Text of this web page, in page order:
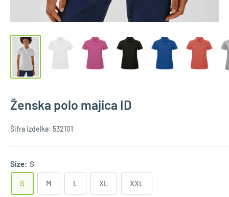
Ženska polo majica ID
Šifra izdelka: 532101
Size: S
S M L XL XXL